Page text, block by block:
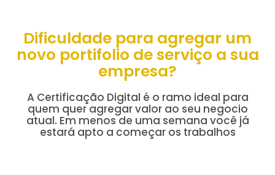
Dificuldade para agregar um
novo portifolio de serviço a sua
empresa?
A Certificação Digital é o ramo ideal para
quem quer agregar valor ao seu negocio
atual. Em menos de uma semana você já
estará apto a começar os trabalhos